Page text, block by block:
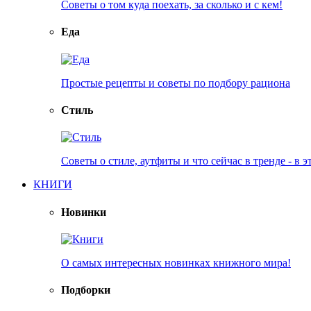
Советы о том куда поехать, за сколько и с кем!
Еда
Простые рецепты и советы по подбору рациона
Стиль
Советы о стиле, аутфиты и что сейчас в тренде - в
КНИГИ
Новинки
О самых интересных новинках книжного мира!
Подборки